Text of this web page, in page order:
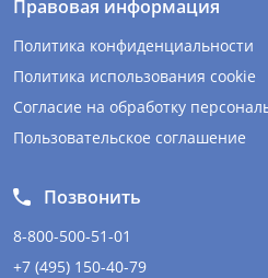
Правовая информация
Политика конфиденциальности
Политика использования cookie
Согласие на обработку
Пользовательское соглашение
Позвонить
8-800-500-51-01
+7 (495) 150-40-79